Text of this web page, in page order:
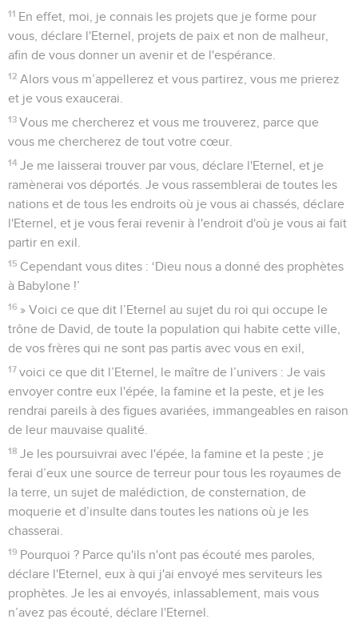
11 En effet, moi, je connais les projets que je forme pour
vous, déclare l'Eternel, projets de paix et non de malheur,
afin de vous donner un avenir et de l'espérance.
12 Alors vous m’appellerez et vous partirez, vous me prierez
et je vous exaucerai.
13 Vous me chercherez et vous me trouverez, parce que
vous me chercherez de tout votre cœur.
14 Je me laisserai trouver par vous, déclare l'Eternel, et je
ramènerai vos déportés. Je vous rassemblerai de toutes les
nations et de tous les endroits où je vous ai chassés, déclare
l'Eternel, et je vous ferai revenir à l'endroit d'où je vous ai fait
partir en exil.
15 Cependant vous dites : ‘Dieu nous a donné des prophètes
à Babylone !’
16 » Voici ce que dit l’Eternel au sujet du roi qui occupe le
trône de David, de toute la population qui habite cette ville,
de vos frères qui ne sont pas partis avec vous en exil,
17 voici ce que dit l’Eternel, le maître de l’univers : Je vais
envoyer contre eux l'épée, la famine et la peste, et je les
rendrai pareils à des figues avariées, immangeables en raison
de leur mauvaise qualité.
18 Je les poursuivrai avec l'épée, la famine et la peste ; je
ferai d’eux une source de terreur pour tous les royaumes de
la terre, un sujet de malédiction, de consternation, de
moquerie et d’insulte dans toutes les nations où je les
chasserai.
19 Pourquoi ? Parce qu'ils n'ont pas écouté mes paroles,
déclare l'Eternel, eux à qui j'ai envoyé mes serviteurs les
prophètes. Je les ai envoyés, inlassablement, mais vous
n’avez pas écouté, déclare l'Eternel.